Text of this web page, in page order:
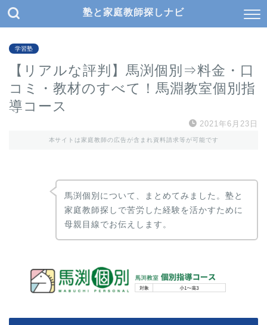
塾と家庭教師探しナビ
学習塾
【リアルな評判】馬渕個別⇒料金・口
コミ・教材のすべて！馬淵教室個別指
導コース
2021年6月23日
本サイトは家庭教師の広告が含まれ資料請求等が可能です
馬渕個別について、まとめてみました。塾と
家庭教師探しで苦労した経験を活かすために
母親目線でお伝えします。